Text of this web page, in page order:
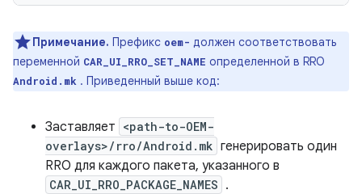
Примечание. Префикс oem- должен соответствовать
переменной CAR_UI_RRO_SET_NAME определенной в RRO
Android.mk . Приведенный выше код:
Заставляет <path-to-OEM-
overlays>/rro/Android.mk генерировать один
RRO для каждого пакета, указанного в
CAR_UI_RRO_PACKAGE_NAMES .